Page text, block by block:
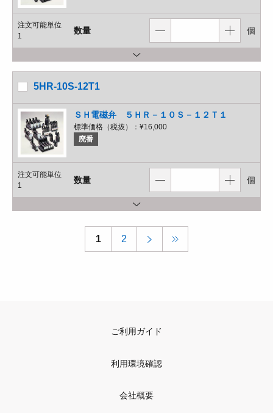
注文可能単位
1
数量 個
5HR-10S-12T1
ＳＨ電磁弁 ５ＨＲ－１０Ｓ－１２Ｔ１
標準価格（税抜）： ¥16,000
廃番
注文可能単位
1
数量 個
1 2
ご利用ガイド
利用環境確認
会社概要